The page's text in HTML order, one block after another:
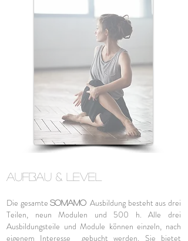
Aufbau & Level
Die gesamteSOMAMO Ausbildung besteht aus drei
Teilen, neun Modulen und 500 h. Alle drei
Ausbildungsteile und Module können einzeln, nach
eigenem Interesse gebucht werden. Sie bietet